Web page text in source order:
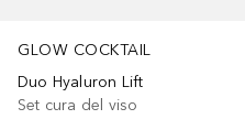
GLOW COCKTAIL
Duo Hyaluron Lift
Set cura del viso